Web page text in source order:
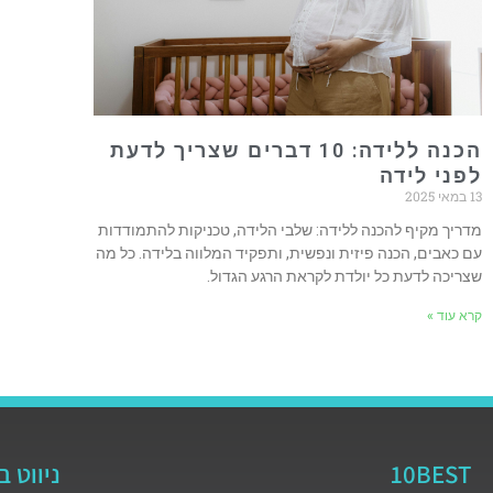
הכנה ללידה: 10 דברים שצריך לדעת
לפני לידה
13 במאי 2025
מדריך מקיף להכנה ללידה: שלבי הלידה, טכניקות להתמודדות
עם כאבים, הכנה פיזית ונפשית, ותפקיד המלווה בלידה. כל מה
שצריכה לדעת כל יולדת לקראת הרגע הגדול.
קרא עוד »
10BEST